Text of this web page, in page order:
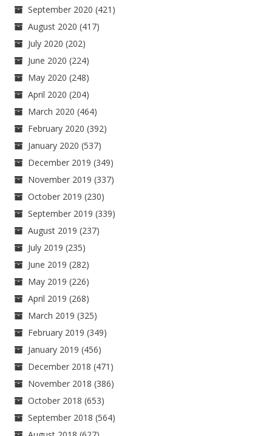
September 2020 (421)
August 2020 (417)
July 2020 (202)
June 2020 (224)
May 2020 (248)
April 2020 (204)
March 2020 (464)
February 2020 (392)
January 2020 (537)
December 2019 (349)
November 2019 (337)
October 2019 (230)
September 2019 (339)
August 2019 (237)
July 2019 (235)
June 2019 (282)
May 2019 (226)
April 2019 (268)
March 2019 (325)
February 2019 (349)
January 2019 (456)
December 2018 (471)
November 2018 (386)
October 2018 (653)
September 2018 (564)